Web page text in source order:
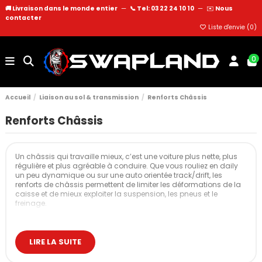
🚚 Livraison dans le monde entier — 📞 Tel: 03 22 24 10 10 — ✉️ Nous
contacter
Liste d'envie (0)
0
Accueil Liaison au sol & transmission Renforts Châssis
Renforts Châssis
Un châssis qui travaille mieux, c’est une voiture plus nette, plus
régulière et plus agréable à conduire. Que vous rouliez en daily
un peu dynamique ou sur une auto orientée track/drift, les
renforts de châssis permettent de limiter les déformations de la
caisse et de mieux exploiter la suspension, les pneus et le
freinage.
composants de liaison pensés pour encaisser un usage
soutenu. L’idée est simple : un châssis plus rigide = un
comportement plus prévisible.
LIRE LA SUITE